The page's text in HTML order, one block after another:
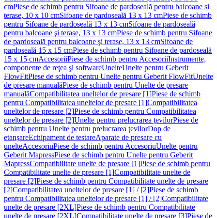
cmPiese de schimb pentru Sifoane de pardoseală pentru balcoane și
terase, 10 x 10 cmSifoane de pardoseală 13 x 13 cmPiese de schimb
pentru Sifoane de pardoseală 13 x 13 cmSifoane de pardoseală
pentru balcoane şi terase, 13 x 13 cmPiese de schimb pentru Sifoane
de pardoseală pentru balcoane şi terase, 13 x 13 cmSifoane de
pardoseală 15 x 15 cmPiese de schimb pentru Sifoane de pardoseală
15 x 15 cmAccesoriiPiese de schimb pentru AccesoriiInstrumente,
componente de reţea şi softwareUnelteUnelte pentru Geberit
FlowFitPiese de schimb pentru Unelte pentru Geberit FlowFitUnelte
de presare manualăPiese de schimb pentru Unelte de presare
manualăCompatibilitatea uneltelor de presare [1]Piese de schimb
pentru Compatibilitatea uneltelor de presare [1]Compatibilitatea
uneltelor de presare [2]Piese de schimb pentru Compatibilitatea
uneltelor de presare [2]Unelte pentru prelucrarea ţevilorPiese de
schimb pentru Unelte pentru prelucrarea ţevilorDop de
etanşareEchipament de testareAparate de presare cu
unelteAccesoriuPiese de schimb pentru AccesoriuUnelte pentru
Geberit MapressPiese de schimb pentru Unelte pentru Geberit
MapressCompatibilitate unelte de presare [1]Piese de schimb pentru
Compatibilitate unelte de presare [1]Compatibilitate unelte de
presare [2]Piese de schimb pentru Compatibilitate unelte de presare
[2]Compatibilitatea uneltelor de presare [1] / [2]Piese de schimb
pentru Compatibilitatea uneltelor de presare [1] / [2]Compatibilitate
unelte de presare [2XL]Piese de schimb pentru Compatibilitate
unelte de presare [2XL]Compatibilitate unelte de presare [3]Piese de